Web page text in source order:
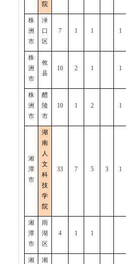
院
株
洲
市
渌
口
区
7 1 1 1
株
洲
市
攸
县
10 2 1 1
株
洲
市
醴
陵
市
10 1 2 1
湘
潭
市
湖
南
人
文
科
技
学
院
33 7 5 3 1
湘
潭
市
雨
湖
区
4 1 1
湘
湘